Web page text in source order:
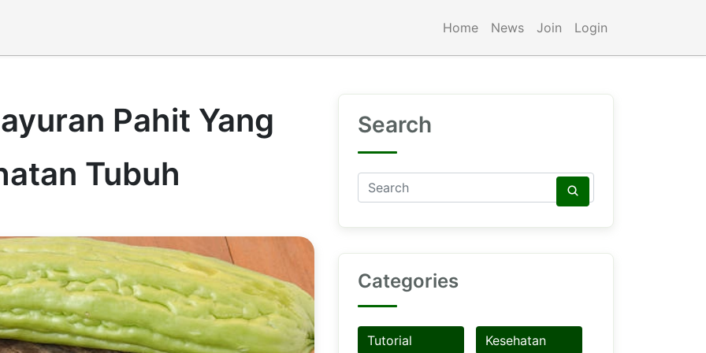
Home News Join Login
Pahit Yang
Tubuh
Search
Categories
Tutorial Kesehatan